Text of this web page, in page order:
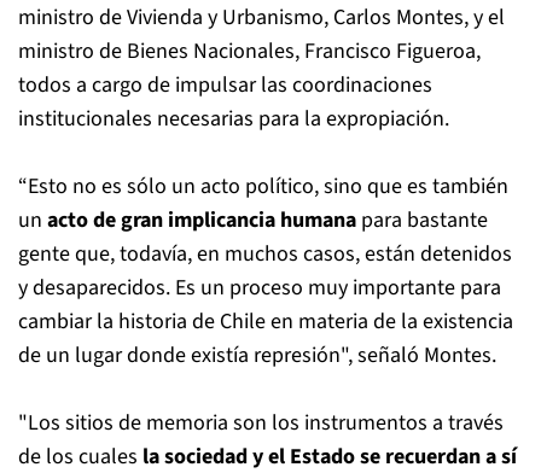
ministro de Vivienda y Urbanismo, Carlos Montes, y el
ministro de Bienes Nacionales, Francisco Figueroa,
todos a cargo de impulsar las coordinaciones
institucionales necesarias para la expropiación.
“Esto no es sólo un acto político, sino que es también
un acto de gran implicancia humana para bastante
gente que, todavía, en muchos casos, están detenidos
y desaparecidos. Es un proceso muy importante para
cambiar la historia de Chile en materia de la existencia
de un lugar donde existía represión", señaló Montes.
"Los sitios de memoria son los instrumentos a través
de los cuales la sociedad y el Estado se recuerdan a sí